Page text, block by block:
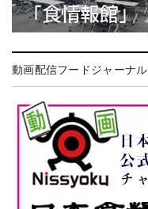
動画配信フードジャーナル